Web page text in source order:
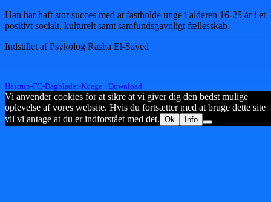
Han har haft stor succes med at fastholde unge i alderen 16-25 år i et
positivt socialt, kulturelt samt samfundsgavnligt fællesskab.
Indstillet af Psykolog Rasha El-Sayed
Hastrup-FC-Dagbladet-Koege Download
Vi anvender cookies for at sikre at vi giver dig den bedst mulige
oplevelse af vores website. Hvis du fortsætter med at bruge dette site
vil vi antage at du er indforstået med det. Ok Info